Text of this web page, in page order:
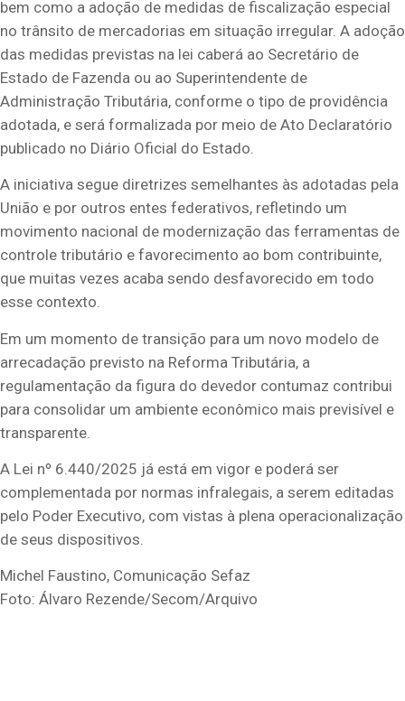
bem como a adoção de medidas de fiscalização especial
no trânsito de mercadorias em situação irregular. A adoção
das medidas previstas na lei caberá ao Secretário de
Estado de Fazenda ou ao Superintendente de
Administração Tributária, conforme o tipo de providência
adotada, e será formalizada por meio de Ato Declaratório
publicado no Diário Oficial do Estado.
A iniciativa segue diretrizes semelhantes às adotadas pela
União e por outros entes federativos, refletindo um
movimento nacional de modernização das ferramentas de
controle tributário e favorecimento ao bom contribuinte,
que muitas vezes acaba sendo desfavorecido em todo
esse contexto.
Em um momento de transição para um novo modelo de
arrecadação previsto na Reforma Tributária, a
regulamentação da figura do devedor contumaz contribui
para consolidar um ambiente econômico mais previsível e
transparente.
A Lei nº 6.440/2025 já está em vigor e poderá ser
complementada por normas infralegais, a serem editadas
pelo Poder Executivo, com vistas à plena operacionalização
de seus dispositivos.
Michel Faustino, Comunicação Sefaz
Foto: Álvaro Rezende/Secom/Arquivo